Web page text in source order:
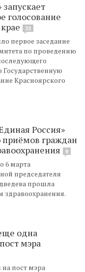
голосование
33
первое заседание
по проведению
Красноярского
Россия»
граждан
9
6 марта
председателя
прошла
здравоохранения.
одна
мэра
пост мэра